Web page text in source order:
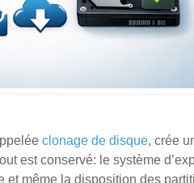
clonage de disque, crée
est conservé: le système
et même la disposition des